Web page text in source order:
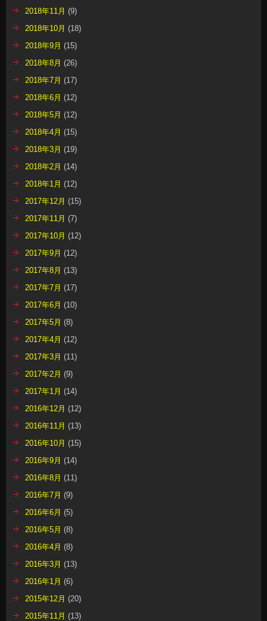
2018年11月 (9)
2018年10月 (18)
2018年9月 (15)
2018年8月 (26)
2018年7月 (17)
2018年6月 (12)
2018年5月 (12)
2018年4月 (15)
2018年3月 (19)
2018年2月 (14)
2018年1月 (12)
2017年12月 (15)
2017年11月 (7)
2017年10月 (12)
2017年9月 (12)
2017年8月 (13)
2017年7月 (17)
2017年6月 (10)
2017年5月 (8)
2017年4月 (12)
2017年3月 (11)
2017年2月 (9)
2017年1月 (14)
2016年12月 (12)
2016年11月 (13)
2016年10月 (15)
2016年9月 (14)
2016年8月 (11)
2016年7月 (9)
2016年6月 (5)
2016年5月 (8)
2016年4月 (8)
2016年3月 (13)
2016年1月 (6)
2015年12月 (20)
2015年11月 (13)